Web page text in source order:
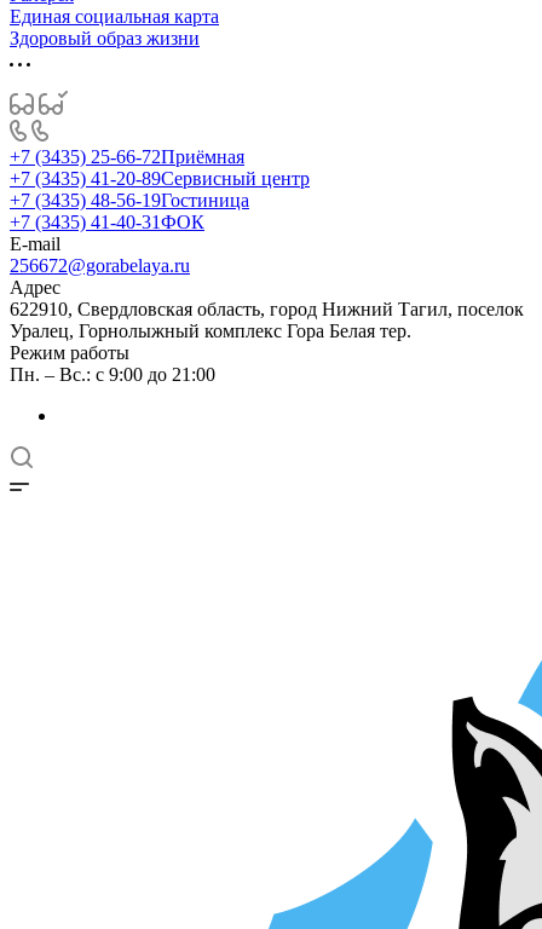
Единая социальная карта
Здоровый образ жизни
+7 (3435) 25-66-72Приёмная
+7 (3435) 41-20-89Сервисный центр
+7 (3435) 48-56-19Гостиница
+7 (3435) 41-40-31ФОК
E-mail
256672@gorabelaya.ru
Адрес
622910, Свердловская область, город Нижний Тагил, поселок
Уралец, Горнолыжный комплекс Гора Белая тер.
Режим работы
Пн. – Вс.: с 9:00 до 21:00